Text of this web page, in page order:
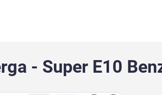
- Super E10